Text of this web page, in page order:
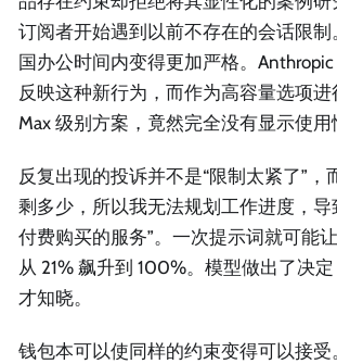
订阅者开始遇到以前不存在的会话限
国办公时间内变得更加严格。
反映这种新行为，而作为高容量选项
Max 级别方案，竟然完全没有显示使用
反复出现的投诉并不是“限制太紧了”，
剩多少，所以我无法规划工作进度，
付费购买的服务”。一次提示词就可能
从 21% 飙升到 100%。模型做出了决
才知晓。
钱包本可以使同样的约束变得可以接